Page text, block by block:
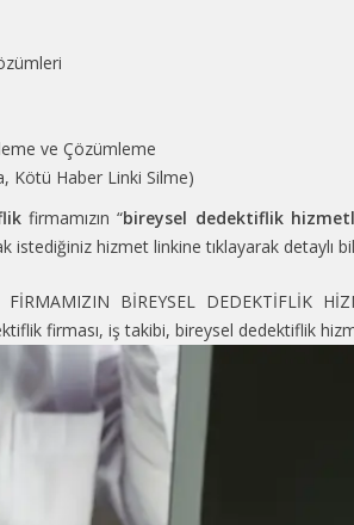
ve Çözümleme
Kötü Haber Linki Silme)
firmamızın “bireysel dedektiflik
istediğiniz hizmet linkine tıklayarak detaylı
BİREYSEL DEDEKTİFLİK
firması, iş takibi, bireysel dedektiflik